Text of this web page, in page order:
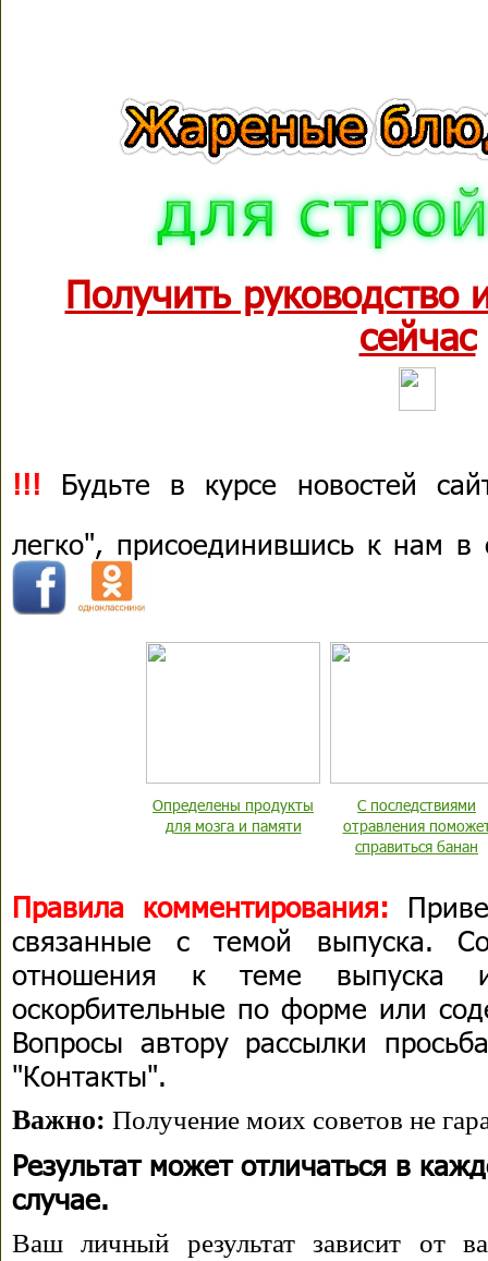
Получить руководство
сейчас
!!! Будьте в курсе новостей
легко", присоединившись к нам
Определены продукты
для мозга и памяти
С последствиями
отравления
справиться банан
Правила комментирования:
связанные с темой выпуска.
отношения к теме выпуска
оскорбительные по форме или
Вопросы автору рассылки
"Контакты".
Важно: Получение моих советов не
Результат может отличаться в
случае.
Ваш личный результат зависит от